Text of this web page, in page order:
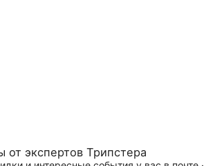
от экспертов Трипстера